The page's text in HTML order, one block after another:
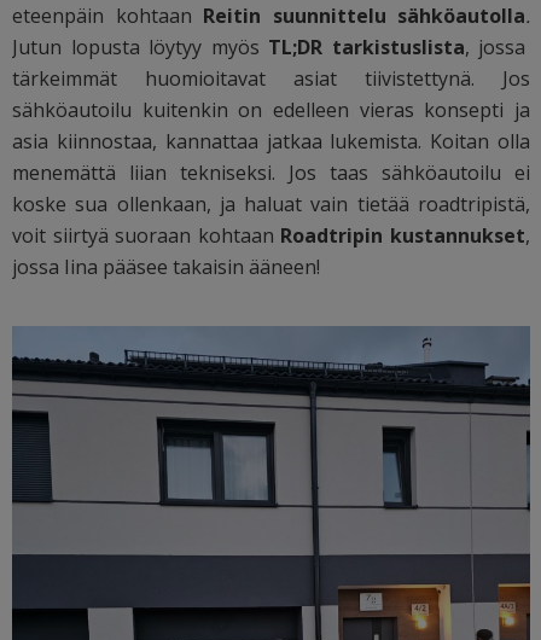
eteenpäin kohtaan Reitin suunnittelu sähköautolla.
Jutun lopusta löytyy myös TL;DR tarkistuslista, jossa
tärkeimmät huomioitavat asiat tiivistettynä. Jos
sähköautoilu kuitenkin on edelleen vieras konsepti ja
asia kiinnostaa, kannattaa jatkaa lukemista. Koitan olla
menemättä liian tekniseksi. Jos taas sähköautoilu ei
koske sua ollenkaan, ja haluat vain tietää roadtripistä,
voit siirtyä suoraan kohtaan Roadtripin kustannukset,
jossa Iina pääsee takaisin ääneen!